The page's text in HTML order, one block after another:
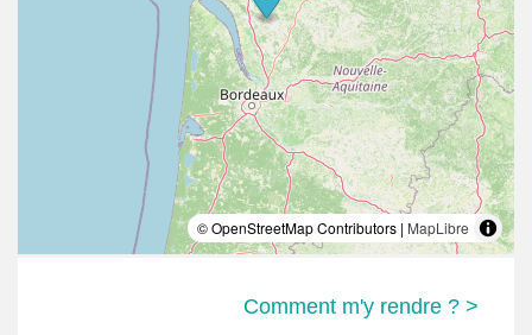
© OpenStreetMap Contributors | MapLibre
Comment m'y rendre ? >